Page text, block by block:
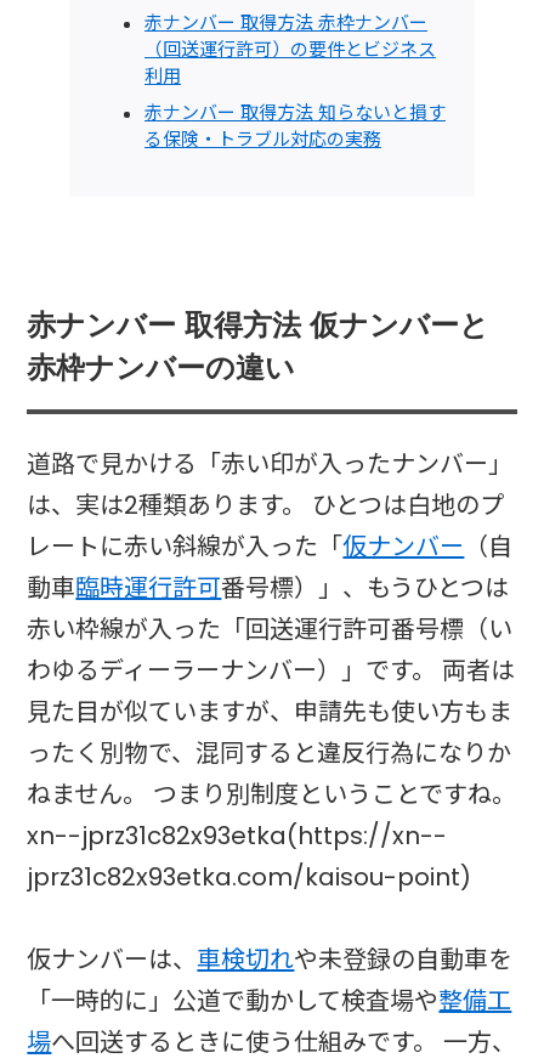
赤ナンバー 取得方法 赤枠ナンバー
（回送運行許可）の要件とビジネス
利用
赤ナンバー 取得方法 知らないと損す
る保険・トラブル対応の実務
赤ナンバー 取得方法 仮ナンバーと
赤枠ナンバーの違い
道路で見かける「赤い印が入ったナンバー」
は、実は2種類あります。 ひとつは白地のプ
レートに赤い斜線が入った「仮ナンバー （自
動車臨時運行許可番号標）」、もうひとつは
赤い枠線が入った「回送運行許可番号標（い
わゆるディーラーナンバー）」です。 両者は
見た目が似ていますが、申請先も使い方もま
ったく別物で、混同すると違反行為になりか
ねません。 つまり別制度ということですね。
xn--jprz31c82x93etka(https://xn--
jprz31c82x93etka.com/kaisou-point)
仮ナンバーは、車検切れや未登録の自動車を
「一時的に」公道で動かして検査場や整備工
場へ回送するときに使う仕組みです。 一方、